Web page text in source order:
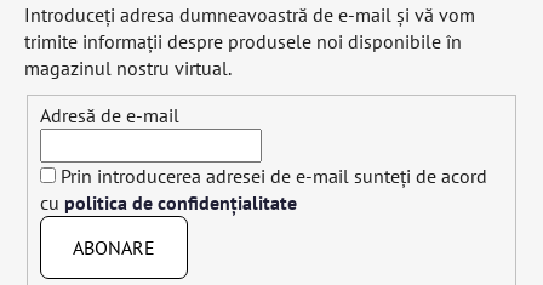
Introduceţi adresa dumneavoastră de e-mail şi vă vom
trimite informaţii despre produsele noi disponibile în
magazinul nostru virtual.
Adresă de e-mail
Prin introducerea adresei de e-mail sunteți de acord
cu politica de confidențialitate
ABONARE